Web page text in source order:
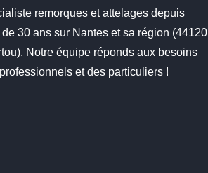
remorques et attelages depuis
de 30 ans sur Nantes et sa région (44120
Notre équipe réponds aux besoins
et des particuliers !